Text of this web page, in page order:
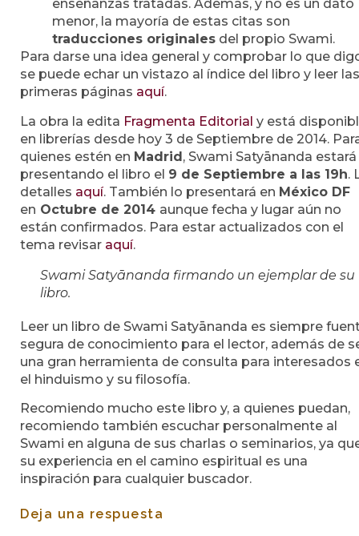
enseñanzas tratadas. Además, y no es un dato
menor, la mayoría de estas citas son
traducciones originales del propio Swami.
Para darse una idea general y comprobar lo que
se puede echar un vistazo al índice del libro y leer las
primeras páginas aquí.
La obra la edita Fragmenta Editorial y está
en librerías desde hoy 3 de Septiembre de 2014.
quienes estén en Madrid, Swami Satyānanda estará
presentando el libro el 9 de Septiembre a las 19h.
detalles aquí. También lo presentará en México DF
en Octubre de 2014 aunque fecha y lugar aún no
están confirmados. Para estar actualizados con el
tema revisar aquí.
Swami Satyānanda firmando un ejemplar de su
libro.
Leer un libro de Swami Satyānanda es siempre
segura de conocimiento para el lector, además de
una gran herramienta de consulta para interesados
el hinduismo y su filosofía.
Recomiendo mucho este libro y, a quienes puedan,
recomiendo también escuchar personalmente al
Swami en alguna de sus charlas o seminarios, ya
su experiencia en el camino espiritual es una
inspiración para cualquier buscador.
Deja una respuesta